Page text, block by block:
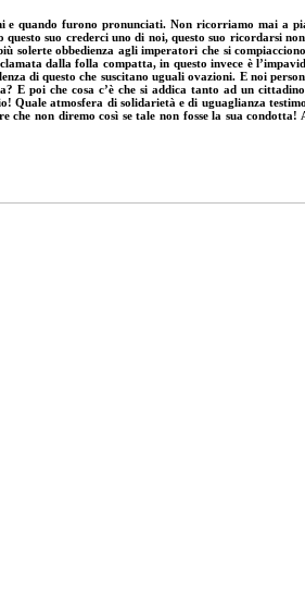
quando furono pronunciati. Non ricorriamo mai a
suo crederci uno di noi, questo suo ricordarsi
solerte obbedienza agli imperatori che si
dalla folla compatta, in questo invece è
di questo che suscitano uguali ovazioni. E noi
poi che cosa c’è che si addica tanto ad un
atmosfera di solidarietà e di uguaglianza
non diremo così se tale non fosse la sua